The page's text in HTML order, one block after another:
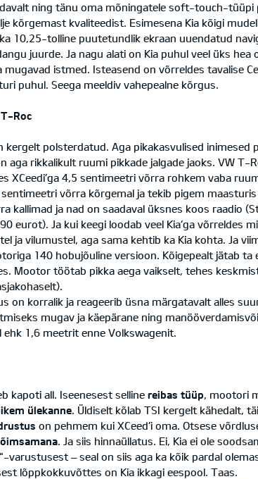
ning tänu oma mõningatele soft-touch-tüüpi
kõrgemast kvaliteedist. Esimesena Kia kõigi
10,25-tolline puutetundlik ekraan uuendatud
juurde. Ja nagu alati on Kia puhul veel üks
istmed. Isteasend on võrreldes tavalise
puhul. Seega meeldiv vahepealne kõrgus.
Roc
kergelt polsterdatud. Aga pikakasvulised inimesed
aga rikkalikult ruumi pikkade jalgade jaoks. VW T-
4,5 sentimeetri võrra rohkem vaba
võrra kõrgemal ja tekib pigem
kallimad ja nad on saadaval üksnes koos raadio
eurot). Ja kui keegi loodab veel Kia‘ga võrreldes
ja vilumustel, aga sama kehtib ka Kia kohta. Ja
140 hobujõuline versioon. Kõigepealt jätab
Mootor töötab pikka aega vaikselt, tehes
on korralik ja reageerib üsna märgatavalt alles
mugav ja käepärane ning
ehk 1,6 meetrit enne Volkswagenit.
kapoti all. Iseenesest selline reibas tüüp, mootori
ülekanne. Üldiselt kõlab TSI kergelt kähedalt,
on pehmem kui XCeed’i oma. Otsese
. Ja siis hinnaüllatus. Ei, Kia ei ole
– seal on siis aga ka kõik pardal
lõppkokkuvõttes on Kia ikkagi eespool. Taas.